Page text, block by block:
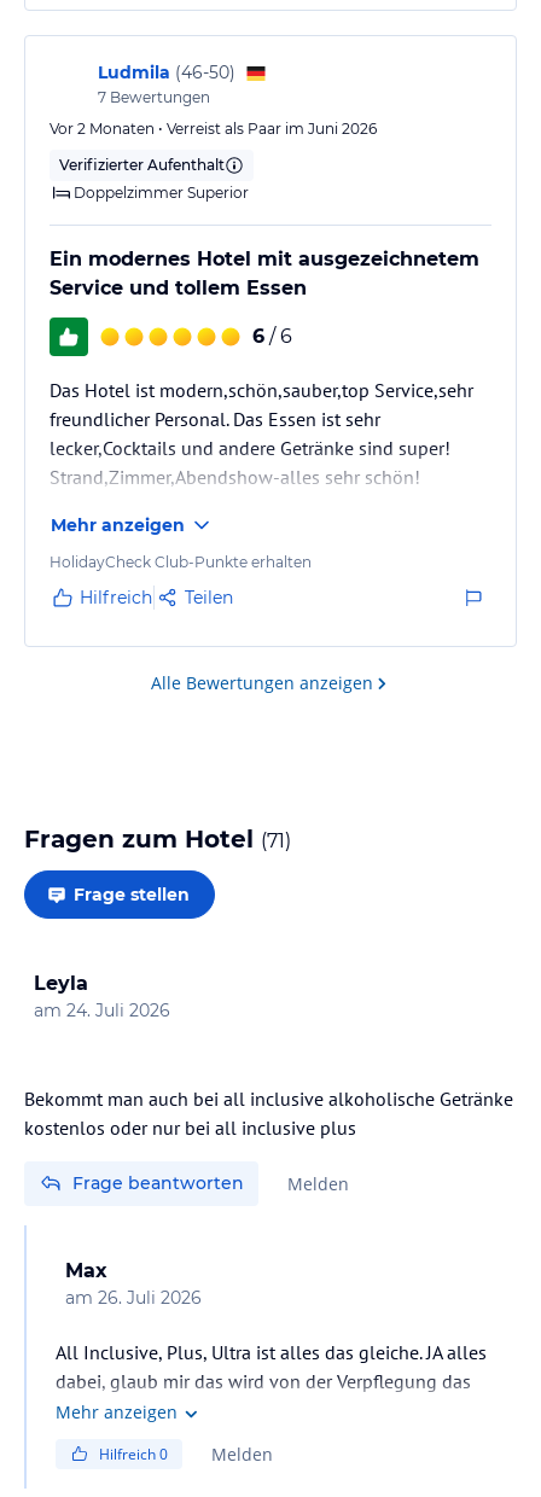
Ziel ist es, dem Urlaub zusätzlichen Komfort zu verleihen, ohne
seinen natürlichen Fluss zu unterbrechen.
Hinweis: Allgemeine und unverbindliche
Hoteliers-/Veranstalter-/Kataloginformationen. Alle Angaben
ohne Gewähr und ohne Prüfung durch HolidayCheck. Bitte
lies vor der Buchung die verbindlichen
angenehmen Atmosphäre bei. Überall war eine
positive Stimmung und ein besonderer Vibe spürbar,
der perfekt zum gesamten Konzept des Hotels…
Ludmila (46-50)
7 Bewertungen
Vor 2 Monaten • Verreist als Paar im Juni 2026
Verifizierter Aufenthalt
Doppelzimmer Superior
Ein modernes Hotel mit ausgezeichnetem
Service und tollem Essen
6 / 6
Das Hotel ist modern,schön,sauber,top Service,sehr
freundlicher Personal. Das Essen ist sehr
lecker,Cocktails und andere Getränke sind super!
Strand,Zimmer,Abendshow-alles sehr schön!
Mehr anzeigen
HolidayCheck Club-Punkte erhalten
Hilfreich Teilen
Alle Bewertungen anzeigen
Fragen zum Hotel (71)
Frage stellen
Leyla
am 24. Juli 2026
Bekommt man auch bei all inclusive alkoholische Getränke
kostenlos oder nur bei all inclusive plus
Frage beantworten Melden
Max
am 26. Juli 2026
All Inclusive, Plus, Ultra ist alles das gleiche. JA alles
dabei, glaub mir das wird von der Verpflegung das
beste sein was du je in der Türkei gesehen hast.
Mehr anzeigen
Hilfreich0 Melden